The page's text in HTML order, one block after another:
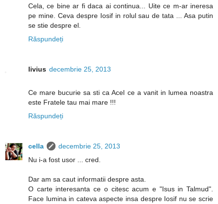
Cela, ce bine ar fi daca ai continua... Uite ce m-ar ineresa
pe mine. Ceva despre Iosif in rolul sau de tata ... Asa putin
se stie despre el.
Răspundeți
livius decembrie 25, 2013
Ce mare bucurie sa sti ca Acel ce a vanit in lumea noastra
este Fratele tau mai mare !!!
Răspundeți
cella
decembrie 25, 2013
Nu i-a fost usor ... cred.
Dar am sa caut informatii despre asta.
O carte interesanta ce o citesc acum e "Isus in Talmud".
Face lumina in cateva aspecte insa despre Iosif nu se scrie